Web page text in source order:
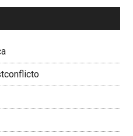
01:04
Corporación